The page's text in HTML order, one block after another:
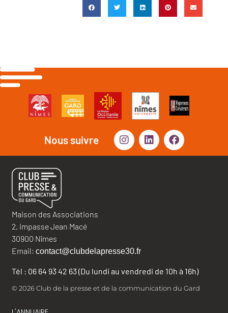
Nous suivre
Maison des Associations
2, impasse Jean Macé
30900 Nîmes
Email: contact@clubdelapresse30.fr
Tél : 06 64 93 42 63 (Du lundi au vendredi de 10h à 16h)
© 2026 Club de la presse et de la communication du Gard